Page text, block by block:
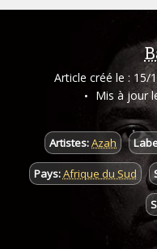
Article créé le : 15/
Mis à jour
Artistes:Azah
Pays:Afrique du Sud